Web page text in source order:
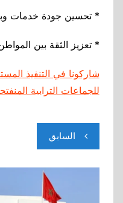
* تحسين جودة خدمات
* تعزيز الثقة بين
شاركونا في التنفيذ
للجماعات الترابية المنفتحة
تصفّح
المقالات
السابق